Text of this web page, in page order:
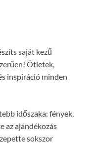
saját kezű
Ötletek,
inspiráció minden
időszaka: fények,
az ajándékozás
sokszor